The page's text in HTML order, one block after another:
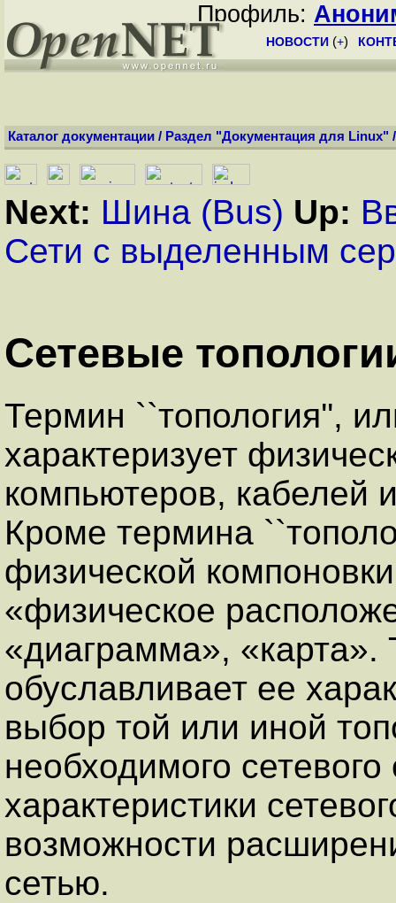
Профиль:
НОВОСТИ (+)
Каталог документации / Раздел "Документация для Linux"
Next: Шина (Bus) Up:
Сети с выделенным
Сетевые
Термин ``топология'',
характеризует
компьютеров, кабелей
Кроме термина
физической
«физическое
«диаграмма», «карта».
обуславливает ее
выбор той или иной
необходимого
характеристики
возможности
сетью.